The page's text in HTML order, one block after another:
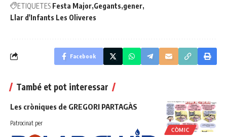
ETIQUETES Festa Major Gegants gener
Llar d'Infants Les Oliveres
Facebook
També et pot interessar
CÒMIC
Les cròniques de GREGORI PARTAGÀS
Patrocinat per